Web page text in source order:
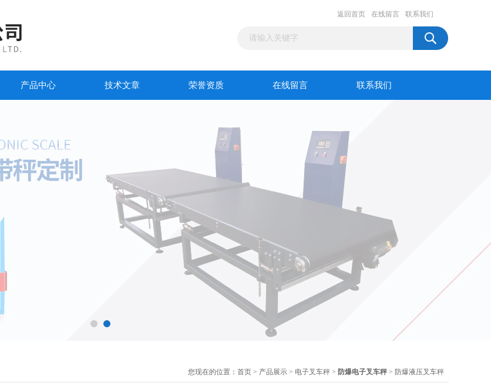
返回首页 在线留言 联系我们
产品中心 技术文章 荣誉资质 在线留言 联系我们
您现在的位置： 首页 > 产品展示 > 电子叉车秤 > 防爆电子叉车秤> 防爆液压叉车秤